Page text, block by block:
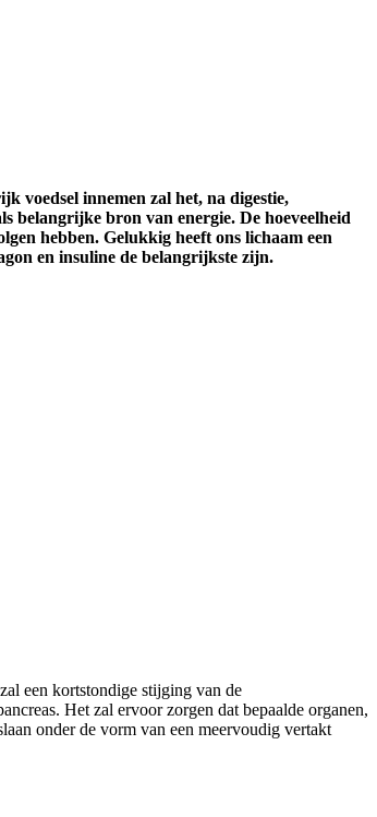
voedsel innemen zal het, na digestie,
belangrijke bron van energie. De hoeveelheid
hebben. Gelukkig heeft ons lichaam een
en insuline de belangrijkste zijn.
een kortstondige stijging van de
Het zal ervoor zorgen dat bepaalde organen,
onder de vorm van een meervoudig vertakt